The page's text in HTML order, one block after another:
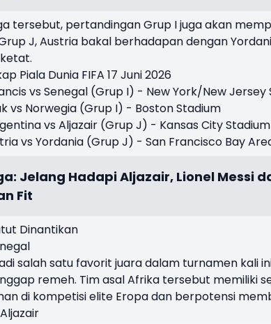
tersebut, pertandingan Grup I juga akan
J, Austria bakal berhadapan dengan
Piala Dunia FIFA 17 Juni 2026
vs Senegal (Grup I) - New York/New Jersey
vs Norwegia (Grup I) - Boston Stadium
vs Aljazair (Grup J) - Kansas City Stadium
vs Yordania (Grup J) - San Francisco Bay
Jelang Hadapi Aljazair, Lionel Messi
Fit
Dinantikan
salah satu favorit juara dalam turnamen kali
remeh. Tim asal Afrika tersebut memiliki
di kompetisi elite Eropa dan berpotensi